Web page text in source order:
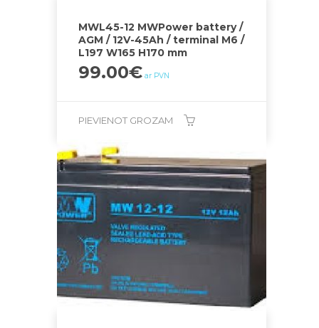
MWL45-12 MWPower battery /
AGM / 12V-45Ah / terminal M6 /
L197 W165 H170 mm
99.00€ ar PVN
PIEVIENOT GROZAM